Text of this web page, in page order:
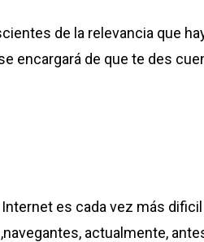
de la relevancia que
encargará de que te des
es cada vez más
actualmente,